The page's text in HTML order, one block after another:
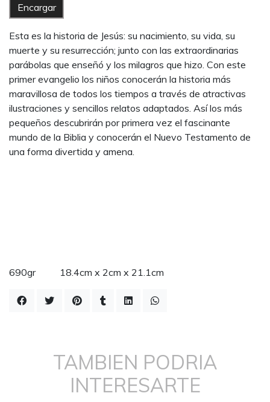
Encargar
Esta es la historia de Jesús: su nacimiento, su vida, su
muerte y su resurrección; junto con las extraordinarias
parábolas que enseñó y los milagros que hizo. Con este
primer evangelio los niños conocerán la historia más
maravillosa de todos los tiempos a través de atractivas
ilustraciones y sencillos relatos adaptados. Así los más
pequeños descubrirán por primera vez el fascinante
mundo de la Biblia y conocerán el Nuevo Testamento de
una forma divertida y amena.
690gr 18.4cm x 2cm x 21.1cm
TAMBIEN PODRIA
INTERESARTE